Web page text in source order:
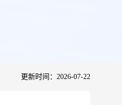
更新时间：2026-07-22